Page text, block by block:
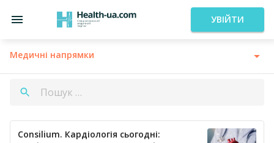
УВІЙТИ
Медичні напрямки
Consilium. Кардіологія сьогодні: